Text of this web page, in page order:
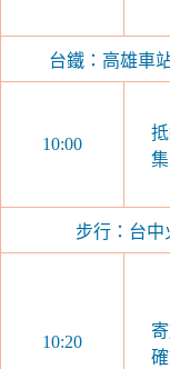
台鐵：高雄車
10:00
步行：台中
10:20